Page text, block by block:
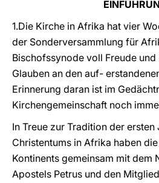
1.Die Kirche in Afrika hat vier
der Sonderversammlung für
Bischofssynode voll Freude
Glauben an den auf-
Erinnerung daran ist im
Kirchengemeinschaft noch
In Treue zur Tradition der
Christentums in Afrika haben
Kontinents gemeinsam mit dem
Apostels Petrus und den